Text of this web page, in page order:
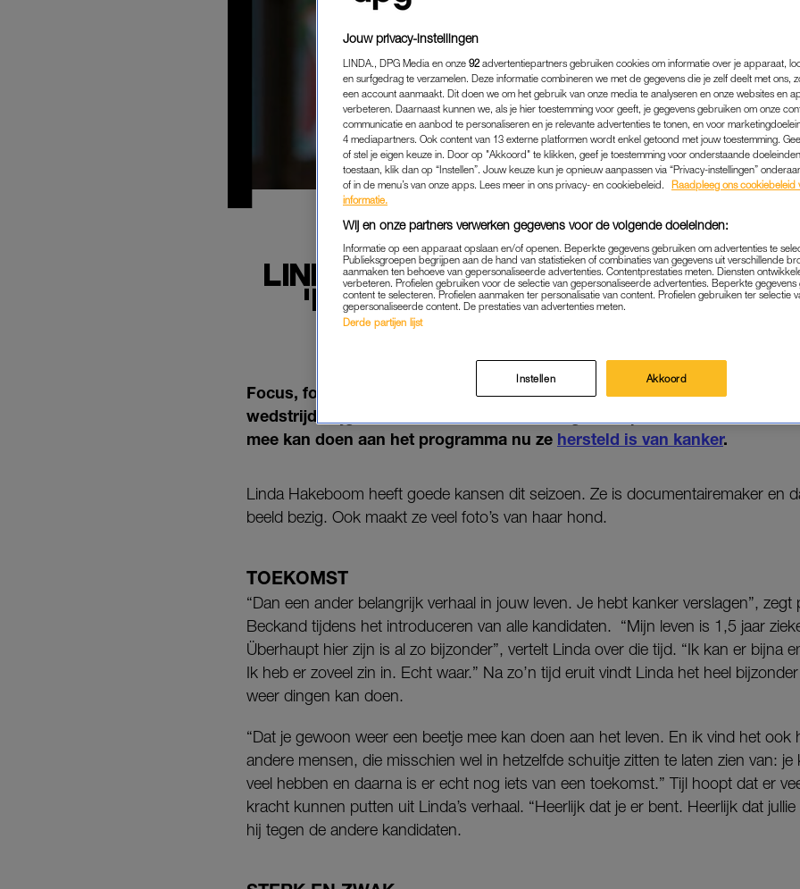
LINDA HAKEBOOM DOLBLIJ MET
'HET PERFECTE PLAATJE':
MEEDOEN AAN HET
MEDIA FRAGMENT GEMIST
Focus, focus! Het nieuwe seizoen van ‘Het Perfecte Plaatje’ is weer
wedstrijd krijgen BN’ers verschillende fotografie-opdrachten. Linda
mee kan doen aan het programma nu ze hersteld is van kanker.
Linda Hakeboom heeft goede kansen dit seizoen. Ze is documentairemaker en
beeld bezig. Ook maakt ze veel foto’s van haar hond.
TOEKOMST
“Dan een ander belangrijk verhaal in jouw leven. Je hebt kanker verslagen”, zegt
Beckand tijdens het introduceren van alle kandidaten. “Mijn leven is 1,5 jaar
Überhaupt hier zijn is al zo bijzonder”, vertelt Linda over die tijd. “Ik kan er bijna
Ik heb er zoveel zin in. Echt waar.” Na zo’n tijd eruit vindt Linda het heel
weer dingen kan doen.
“Dat je gewoon weer een beetje mee kan doen aan het leven. En ik vind het ook
andere mensen, die misschien wel in hetzelfde schuitje zitten te laten zien van:
veel hebben en daarna is er echt nog iets van een toekomst.” Tijl hoopt dat er
kracht kunnen putten uit Linda’s verhaal. “Heerlijk dat je er bent. Heerlijk dat jullie
hij tegen de andere kandidaten.
Jouw privacy-instellingen
LINDA., DPG Media en onze 92 advertentiepartners gebruiken cookies om informatie over je apparaat,
en surfgedrag te verzamelen. Deze informatie combineren we met de gegevens die je zelf deelt met ons,
een account aanmaakt. Dit doen we om het gebruik van onze media te analyseren en onze websites en
verbeteren. Daarnaast kunnen we, als je hier toestemming voor geeft, je gegevens gebruiken om onze
communicatie en aanbod te personaliseren en je relevante advertenties te tonen, en voor
4 mediapartners. Ook content van 13 externe platformen wordt enkel getoond met jouw toestemming.
of stel je eigen keuze in. Door op "Akkoord" te klikken, geef je toestemming voor onderstaande
toestaan, klik dan op “Instellen”. Jouw keuze kun je opnieuw aanpassen via “Privacy-instellingen”
of in de menu’s van onze apps. Lees meer in ons privacy- en cookiebeleid.
Raadpleeg ons cookiebeleid
informatie.
Wij en onze partners verwerken gegevens voor de volgende doeleinden:
Informatie op een apparaat opslaan en/of openen. Beperkte gegevens gebruiken om advertenties te
Publieksgroepen begrijpen aan de hand van statistieken of combinaties van gegevens uit verschillende
aanmaken ten behoeve van gepersonaliseerde advertenties. Contentprestaties meten. Diensten
verbeteren. Profielen gebruiken voor de selectie van gepersonaliseerde advertenties. Beperkte
content te selecteren. Profielen aanmaken ter personalisatie van content. Profielen gebruiken ter selectie
gepersonaliseerde content. De prestaties van advertenties meten.
Derde partijen lijst
Instellen Akkoord